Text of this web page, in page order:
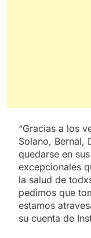
“Gracias a los
Solano, Bernal,
quedarse en
excepcionales
la salud de
pedimos que
estamos
su cuenta de